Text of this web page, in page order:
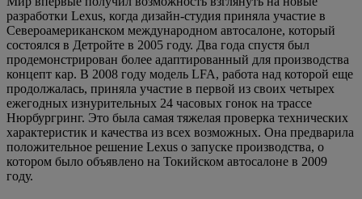
разработки Lexus, когда дизайн-студия приняла участие в
Североамериканском международном автосалоне, который
состоялся в Детройте в 2005 году. Два года спустя был
продемонстрирован более адаптированный для производства
концепт кар. В 2008 году модель LFA, работа над которой еще
продолжалась, приняла участие в первой из своих четырех
ежегодных изнурительных 24 часовых гонок на трассе
Нюрбургринг. Это была самая тяжелая проверка технических
характеристик и качества из всех возможных. Она предварила
положительное решение Lexus о запуске производства, о
котором было объявлено на Токийском автосалоне в 2009
году.